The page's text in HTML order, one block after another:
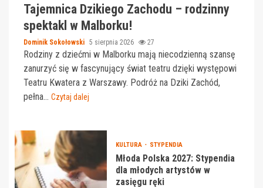
Tajemnica Dzikiego Zachodu – rodzinny
spektakl w Malborku!
Dominik Sokołowski 5 sierpnia 2026 27
Rodziny z dziećmi w Malborku mają niecodzienną szansę
zanurzyć się w fascynujący świat teatru dzięki występowi
Teatru Kwatera z Warszawy. Podróż na Dziki Zachód,
pełna... Czytaj dalej
KULTURA STYPENDIA
Młoda Polska 2027: Stypendia
dla młodych artystów w
zasięgu ręki